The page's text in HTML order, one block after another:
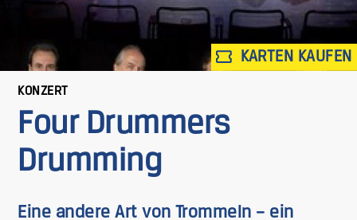
KARTEN KAUFEN
KONZERT
Four Drummers
Drumming
Eine andere Art von Trommeln – ein